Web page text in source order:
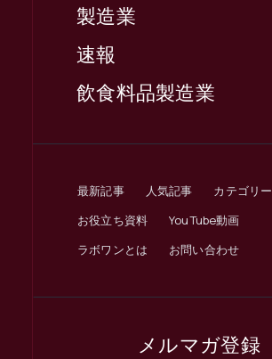
製造業
速報
飲食料品製造業
最新記事 人気記事
カテゴリー
お役立ち資料
YouTube動画
ラボワンとは
お問い合わせ
メルマガ登録